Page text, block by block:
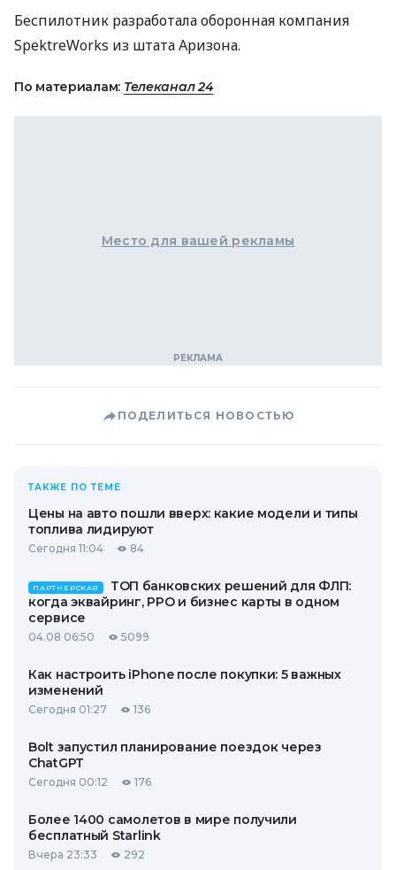
Беспилотник разработала оборонная компания
SpektreWorks из штата Аризона.
По материалам: Телеканал 24
Место для вашей рекламы
ПОДЕЛИТЬСЯ НОВОСТЬЮ
ТАКЖЕ ПО ТЕМЕ
Цены на авто пошли вверх: какие модели и типы
топлива лидируют
Сегодня 11:04 84
ПАРТНЕРСКАЯ
ТОП банковских решений для ФЛП:
когда эквайринг, РРО и бизнес карты в одном
сервисе
04.08 06:50 5099
Как настроить iPhone после покупки: 5 важных
изменений
Сегодня 01:27 136
Bolt запустил планирование поездок через
ChatGPT
Сегодня 00:12 176
Более 1400 самолетов в мире получили
бесплатный Starlink
Вчера 23:33 292